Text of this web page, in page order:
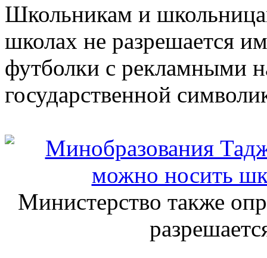
Школьникам и
школах не разрешается
футболки с рекламными
государственной
Министерство также